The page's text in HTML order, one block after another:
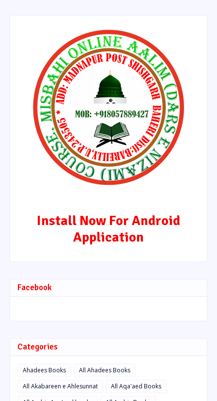
Install Now For Android
Application
Facebook
Categories
Ahadees Books
All Ahadees Books
All Akabareen e Ahlesunnat
All Aqa'aed Books